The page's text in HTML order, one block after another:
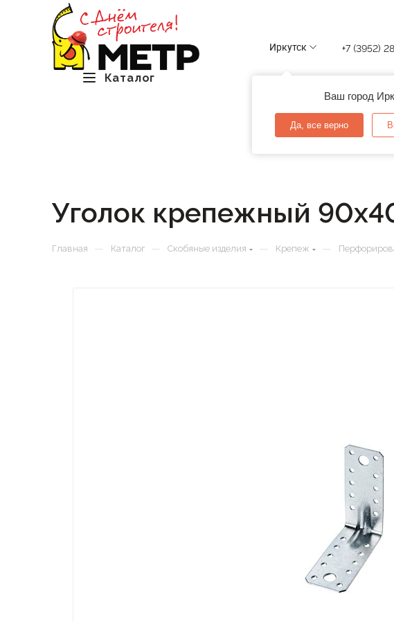
Каталог
Иркутск
Ваш город
Да, все верно
+7 (3952)
Уголок крепежный
Главная — Каталог — Скобяные изделия — Крепеж —